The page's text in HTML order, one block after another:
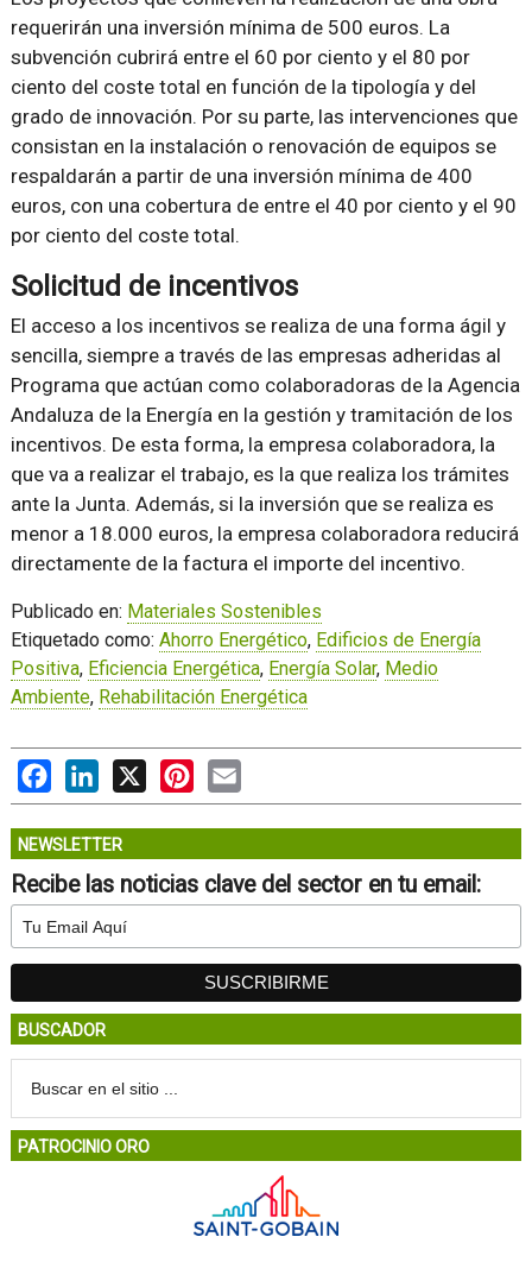
requerirán una inversión mínima de 500 euros. La
subvención cubrirá entre el 60 por ciento y el 80 por
ciento del coste total en función de la tipología y del
grado de innovación. Por su parte, las intervenciones que
consistan en la instalación o renovación de equipos se
respaldarán a partir de una inversión mínima de 400
euros, con una cobertura de entre el 40 por ciento y el 90
por ciento del coste total.
Solicitud de incentivos
El acceso a los incentivos se realiza de una forma ágil y
sencilla, siempre a través de las empresas adheridas al
Programa que actúan como colaboradoras de la Agencia
Andaluza de la Energía en la gestión y tramitación de los
incentivos. De esta forma, la empresa colaboradora, la
que va a realizar el trabajo, es la que realiza los trámites
ante la Junta. Además, si la inversión que se realiza es
menor a 18.000 euros, la empresa colaboradora reducirá
directamente de la factura el importe del incentivo.
Publicado en: Materiales Sostenibles
Etiquetado como: Ahorro Energético, Edificios de Energía
Positiva, Eficiencia Energética, Energía Solar, Medio
Ambiente, Rehabilitación Energética
FacebookLinkedIn
X PinterestEmail
NEWSLETTER
Recibe las noticias clave del sector en tu email:
BUSCADOR
PATROCINIO ORO